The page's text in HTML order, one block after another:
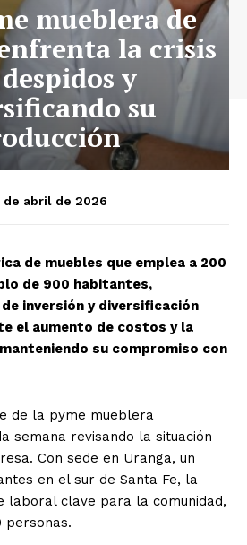
mueblera de
la crisis
y
su
de abril de 2026
de muebles que emplea a 200
de 900 habitantes,
inversión y diversificación
el aumento de costos y la
su compromiso con
de la pyme mueblera
semana revisando la situación
Con sede en Uranga, un
en el sur de Santa Fe, la
laboral clave para la comunidad,
personas.